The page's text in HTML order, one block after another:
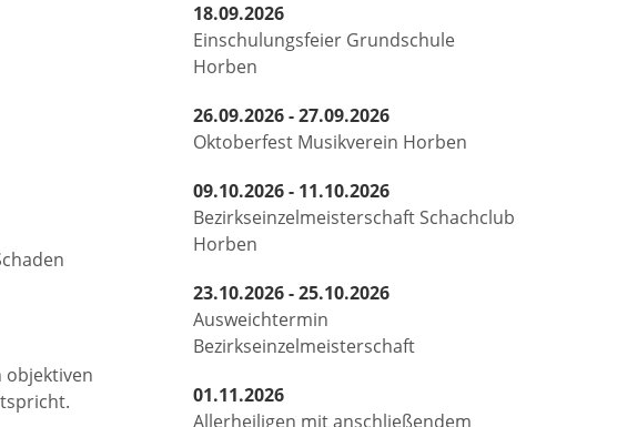
objektiven
18.09.2026
Einschulungsfeier Grundschule
Horben
26.09.2026 - 27.09.2026
Oktoberfest Musikverein Horben
09.10.2026 - 11.10.2026
Bezirkseinzelmeisterschaft Schachclub
Horben
23.10.2026 - 25.10.2026
Ausweichtermin
Bezirkseinzelmeisterschaft
01.11.2026
Allerheiligen mit anschließendem